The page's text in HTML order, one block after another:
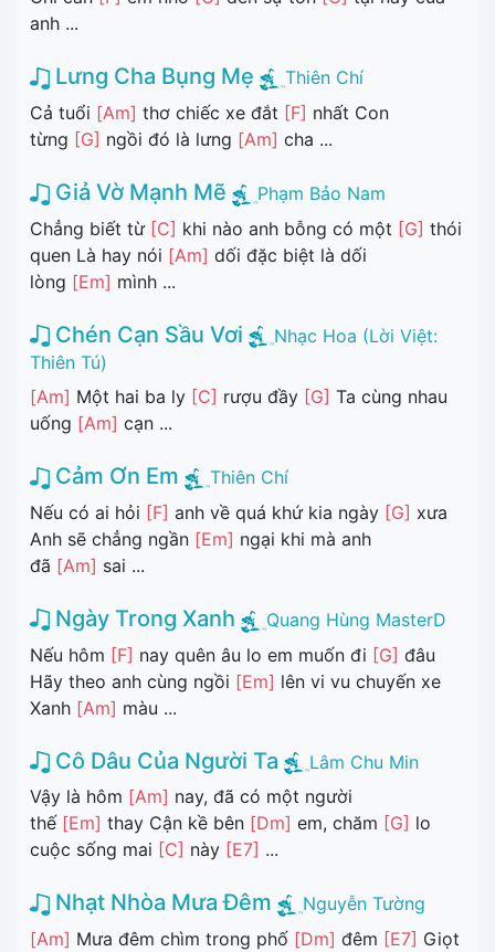
anh ...
Lưng Cha Bụng Mẹ
Thiên Chí
Cả tuổi [Am] thơ chiếc xe đắt [F] nhất Con
từng [G] ngồi đó là lưng [Am] cha ...
Giả Vờ Mạnh Mẽ
Phạm Bảo Nam
Chẳng biết từ [C] khi nào anh bỗng có một [G] thói
quen Là hay nói [Am] dối đặc biệt là dối
lòng [Em] mình ...
Chén Cạn Sầu Vơi
Nhạc Hoa (Lời Việt:
Thiên Tú)
[Am] Một hai ba ly [C] rượu đầy [G] Ta cùng nhau
uống [Am] cạn ...
Cảm Ơn Em
Thiên Chí
Nếu có ai hỏi [F] anh về quá khứ kia ngày [G] xưa
Anh sẽ chẳng ngần [Em] ngại khi mà anh
đã [Am] sai ...
Ngày Trong Xanh
Quang Hùng MasterD
Nếu hôm [F] nay quên âu lo em muốn đi [G] đâu
Hãy theo anh cùng ngồi [Em] lên vi vu chuyến xe
Xanh [Am] màu ...
Cô Dâu Của Người Ta
Lâm Chu Min
Vậy là hôm [Am] nay, đã có một người
thế [Em] thay Cận kề bên [Dm] em, chăm [G] lo
cuộc sống mai [C] này [E7] ...
Nhạt Nhòa Mưa Đêm
Nguyễn Tường
[Am] Mưa đêm chìm trong phố [Dm] đêm [E7] Giọt